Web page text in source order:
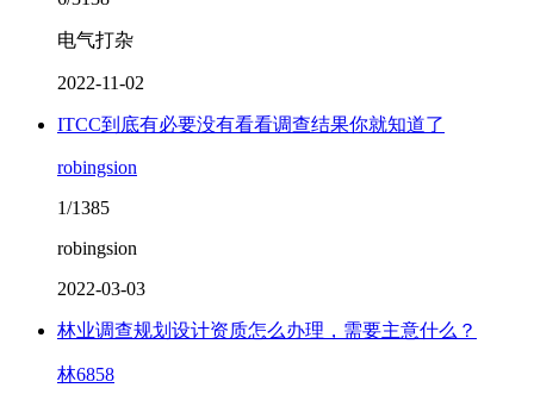
电气打杂
2022-11-02
ITCC到底有必要没有看看调查结果你就知道了
robingsion
1/1385
robingsion
2022-03-03
林业调查规划设计资质怎么办理，需要主意什么？
林6858